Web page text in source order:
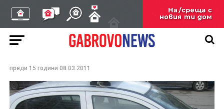
Подпийнал севлиевец
се заби в товарен
автомобил
преди 15 години 08.03.2011